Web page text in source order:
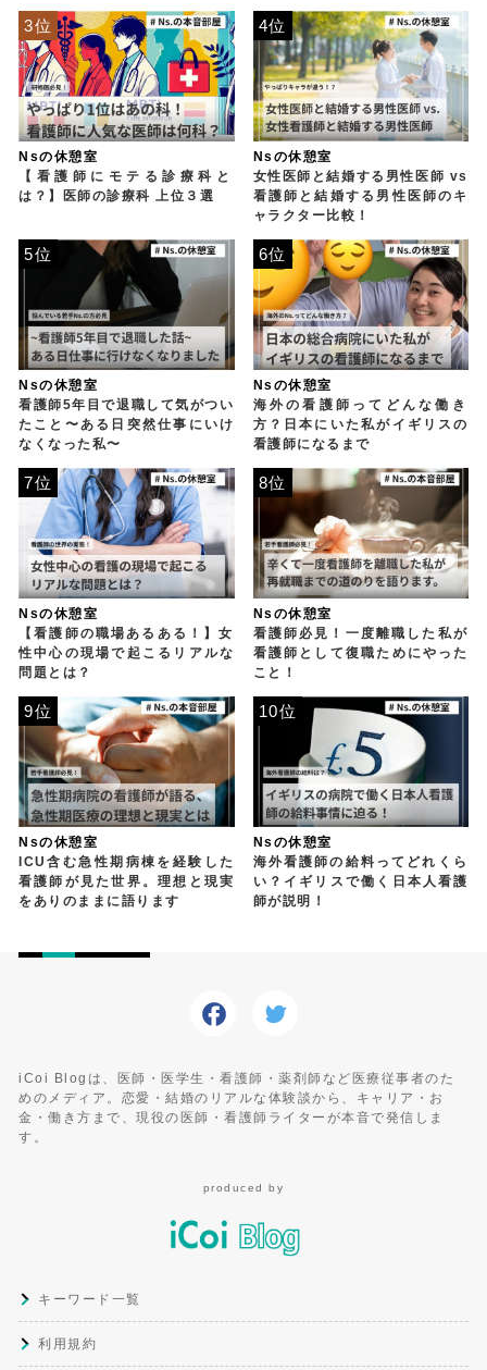
Nsの休憩室
【看護師にモテる診療科と
は？】医師の診療科 上位３選
3位
Nsの休憩室
女性医師と結婚する男性医師 vs
看護師と結婚する男性医師のキ
ャラクター比較！
4位
Nsの休憩室
看護師5年目で退職して気がつい
たこと〜ある日突然仕事にいけ
なくなった私〜
5位
Nsの休憩室
海外の看護師ってどんな働き
方？日本にいた私がイギリスの
看護師になるまで
6位
Nsの休憩室
【看護師の職場あるある！】女
性中心の現場で起こるリアルな
問題とは？
7位
Nsの休憩室
看護師必見！一度離職した私が
看護師として復職ためにやった
こと！
8位
Nsの休憩室
ICU含む急性期病棟を経験した
看護師が見た世界。理想と現実
をありのままに語ります
9位
Nsの休憩室
海外看護師の給料ってどれくら
い？イギリスで働く日本人看護
師が説明！
10位
iCoi Blogは、医師・医学生・看護師・薬剤師など医療従事者のた
めのメディア。恋愛・結婚のリアルな体験談から、キャリア・お
金・働き方まで、現役の医師・看護師ライターが本音で発信しま
す。
produced by
キーワード一覧
利用規約